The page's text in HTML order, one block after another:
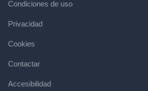
Condiciones de uso
Privacidad
Cookies
Contactar
Accesibilidad